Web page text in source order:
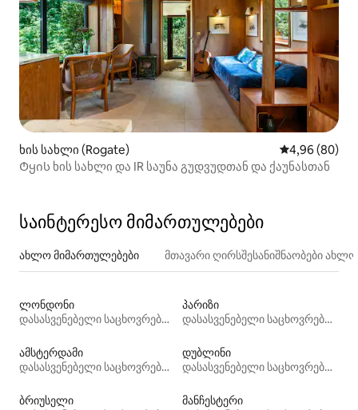
ხის სახლი (Rogate) საშუალო
4,96 (80)
Ტყის ხის სახლი და IR საუნა გუდვუდთან და ქაუნასთან
საინტერესო მიმართულებები
ახლო მიმართულებები მთავარი ღირსშესანიშნაობები
ლონდონი
დასასვენებელი საცხოვრებლები
პარიზი
დასასვენებელი საცხოვრებლები
ამსტერდამი
დასასვენებელი საცხოვრებლები
დუბლინი
დასასვენებელი საცხოვრებლები
ბრიუსელი
მანჩესტერი